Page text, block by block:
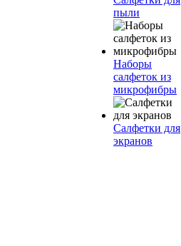
пыли
Наборы
салфеток из
микрофибры
Салфетки для
экранов